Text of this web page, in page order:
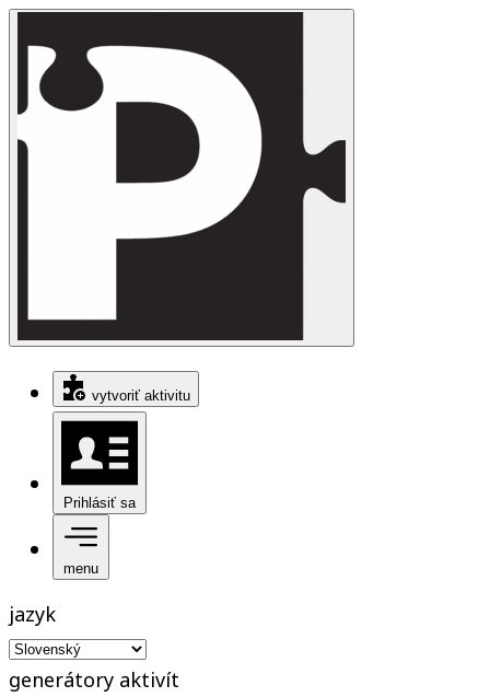
vytvoriť aktivitu
Prihlásiť sa
menu
jazyk
generátory aktivít